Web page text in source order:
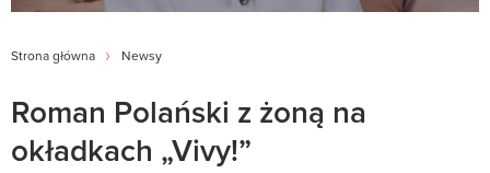
Strona główna Newsy
Roman Polański z żoną na
okładkach „Vivy!”